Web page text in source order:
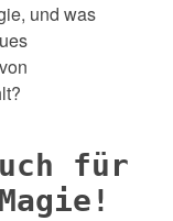
und was
für